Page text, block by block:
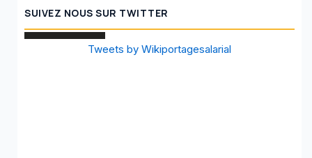
SUIVEZ NOUS SUR TWITTER
Tweets by Wikiportagesalarial